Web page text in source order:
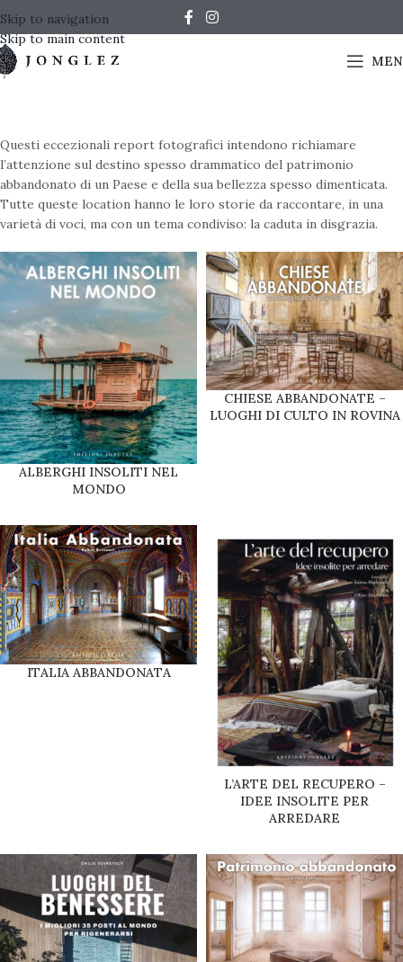
Skip to navigation
Skip to main content
Questi eccezionali report fotografici intendono richiamare
l’attenzione sul destino spesso drammatico del patrimonio
abbandonato di un Paese e della sua bellezza spesso dimenticata.
Tutte queste location hanno le loro storie da raccontare, in una
varietà di voci, ma con un tema condiviso: la caduta in disgrazia.
ALBERGHI INSOLITI NEL
MONDO
CHIESE ABBANDONATE –
LUOGHI DI CULTO IN ROVINA
ITALIA ABBANDONATA
L’ARTE DEL RECUPERO –
IDEE INSOLITE PER
ARREDARE